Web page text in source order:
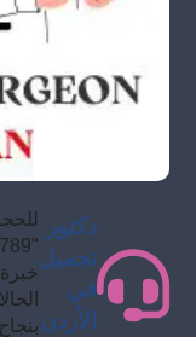
دكتور
تجميل
في
الأردن